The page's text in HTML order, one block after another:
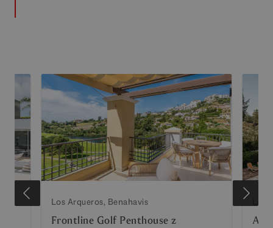
Los Arqueros, Benahavis
Frontline Golf Penthouse z